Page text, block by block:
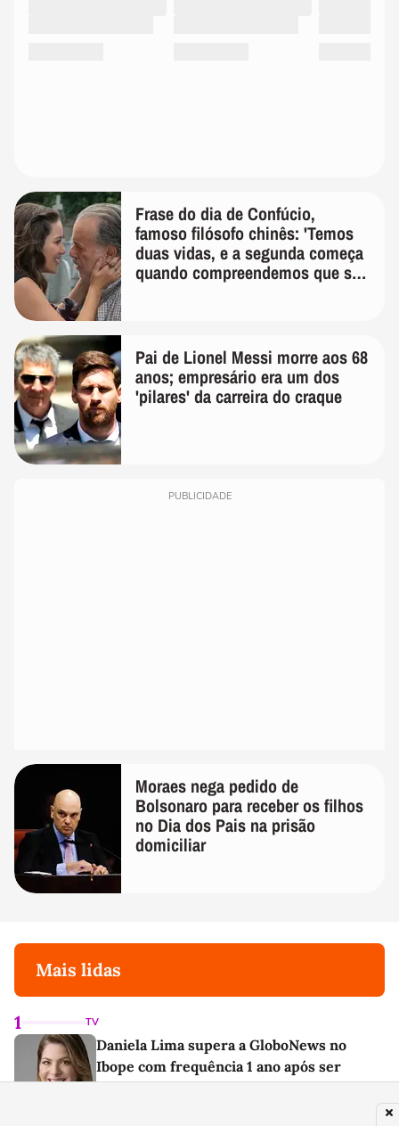
Frase do dia de Confúcio,
famoso filósofo chinês: 'Temos
duas vidas, e a segunda começa
quando compreendemos que só
Pai de Lionel Messi morre aos 68
anos; empresário era um dos
'pilares' da carreira do craque
PUBLICIDADE
Moraes nega pedido de
Bolsonaro para receber os filhos
no Dia dos Pais na prisão
domiciliar
Mais lidas
1 TV
Daniela Lima supera a GloboNews no
Ibope com frequência 1 ano após ser
demitida do canal